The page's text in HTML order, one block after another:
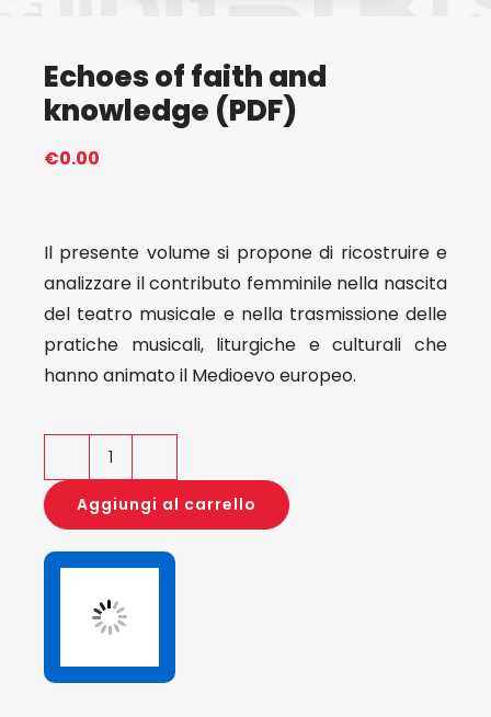
Echoes of faith and
knowledge (PDF)
€0.00
Il presente volume si propone di ricostruire e
analizzare il contributo femminile nella nascita
del teatro musicale e nella trasmissione delle
pratiche musicali, liturgiche e culturali che
hanno animato il Medioevo europeo.
Echoes
of
faith
and
knowledge
(PDF)
Aggiungi al carrello